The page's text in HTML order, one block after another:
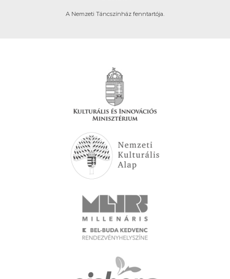
A Nemzeti Táncszínház fenntartója.